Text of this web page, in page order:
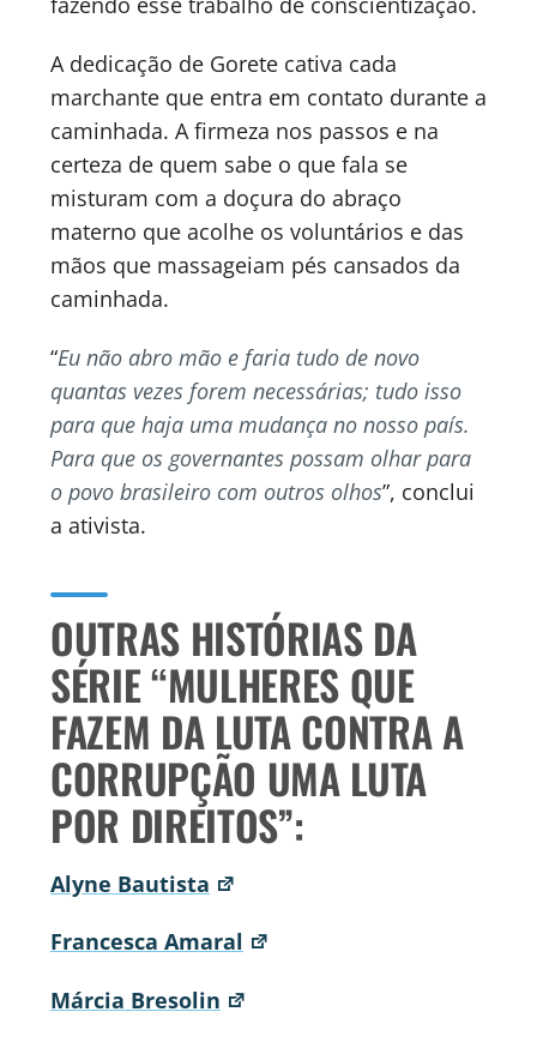
A dedicação de Gorete cativa cada
marchante que entra em contato durante a
caminhada. A firmeza nos passos e na
certeza de quem sabe o que fala se
misturam com a doçura do abraço
materno que acolhe os voluntários e das
mãos que massageiam pés cansados da
caminhada.
“Eu não abro mão e faria tudo de novo
quantas vezes forem necessárias; tudo isso
para que haja uma mudança no nosso país.
Para que os governantes possam olhar para
o povo brasileiro com outros olhos”, conclui
a ativista.
OUTRAS HISTÓRIAS DA
SÉRIE “MULHERES QUE
FAZEM DA LUTA CONTRA A
CORRUPÇÃO UMA LUTA
POR DIREITOS”:
Alyne Bautista
Francesca Amaral
Márcia Bresolin